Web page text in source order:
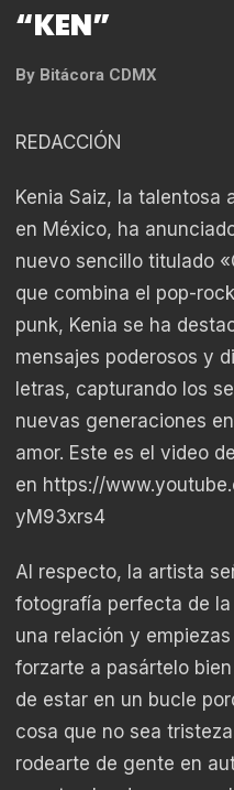
“KEN”
By Bitácora CDMX
REDACCIÓN
Kenia Saiz, la talentosa
en México, ha
nuevo sencillo titulado
que combina el pop-
punk, Kenia se ha
mensajes poderosos y
letras, capturando los
nuevas generaciones
amor. Este es el video
en https://
yM93xrs4
Al respecto, la artista
fotografía perfecta de
una relación y
forzarte a pasártelo
de estar en un bucle
cosa que no sea
rodearte de gente en